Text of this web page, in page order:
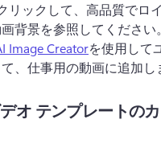
リックして、高品質でロ
背景を参照してください。
Image Creatorを使用して
、仕事用の動画に追加し
オ テンプレートの